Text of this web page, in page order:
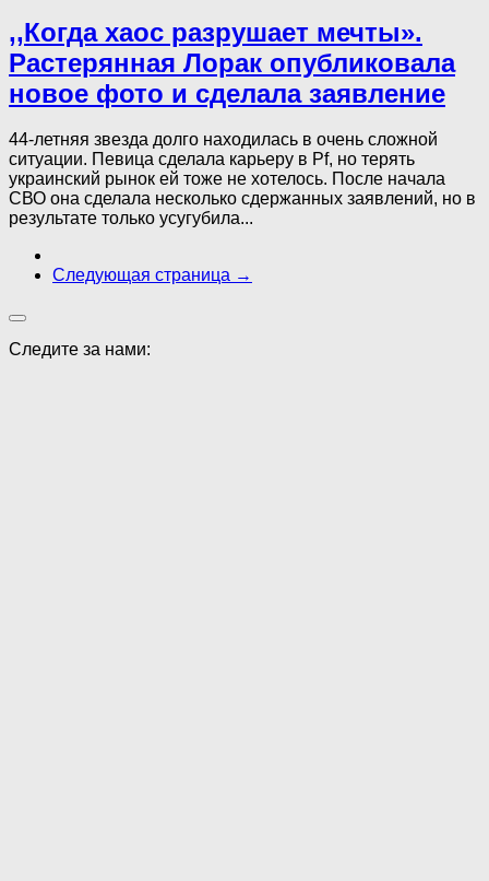
,,Когда хаос разрушает мечты».
Растерянная Лорак опубликовала
новое фото и сделала заявление
44-летняя звезда долго находилась в очень сложной
ситуации. Певица сделала карьеру в Рf, но терять
украинский рынок ей тоже не хотелось. После начала
СВО она сделала несколько сдержанных заявлений, но в
результате только усугубила...
Следующая страница →
Следите за нами: